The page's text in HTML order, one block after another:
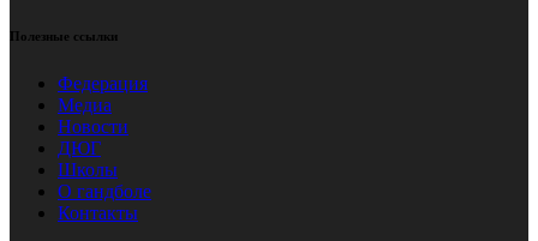
Полезные ссылки
Федерация
Медиа
Новости
ДЮГ
Школы
О гандболе
Контакты